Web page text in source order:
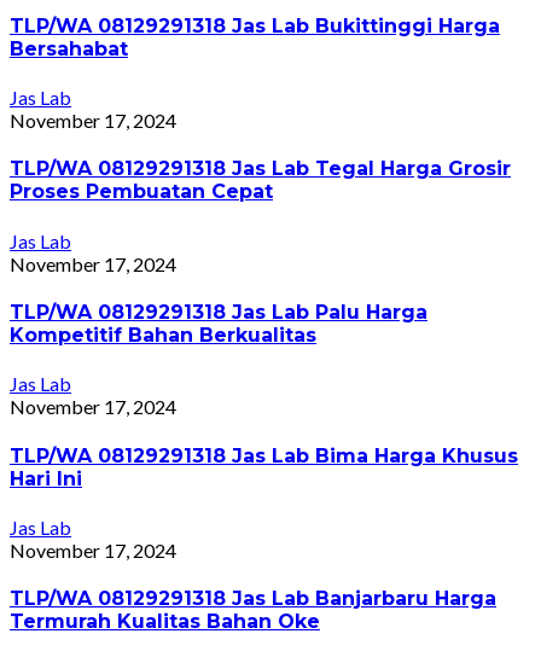
TLP/WA 08129291318 Jas Lab Bukittinggi Harga
Bersahabat
Jas Lab
November 17, 2024
TLP/WA 08129291318 Jas Lab Tegal Harga Grosir
Proses Pembuatan Cepat
Jas Lab
November 17, 2024
TLP/WA 08129291318 Jas Lab Palu Harga
Kompetitif Bahan Berkualitas
Jas Lab
November 17, 2024
TLP/WA 08129291318 Jas Lab Bima Harga Khusus
Hari Ini
Jas Lab
November 17, 2024
TLP/WA 08129291318 Jas Lab Banjarbaru Harga
Termurah Kualitas Bahan Oke